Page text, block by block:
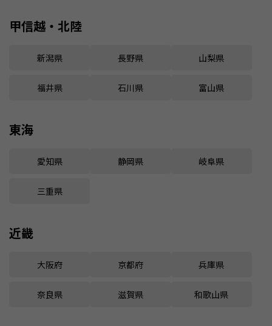
甲信越・北陸
新潟県 長野県 山梨県
福井県 石川県 富山県
東海
愛知県 静岡県 岐阜県
三重県
近畿
大阪府 京都府 兵庫県
奈良県 滋賀県 和歌山県